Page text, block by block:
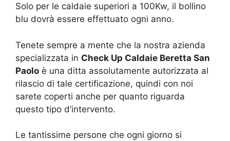
Solo per le caldaie superiori a 100Kw, il bollino
blu dovrà essere effettuato ogni anno.
Tenete sempre a mente che la nostra azienda
specializzata in Check Up Caldaie Beretta San
Paolo è una ditta assolutamente autorizzata al
rilascio di tale certificazione, quindi con noi
sarete coperti anche per quanto riguarda
questo tipo d’intervento.
Le tantissime persone che ogni giorno si